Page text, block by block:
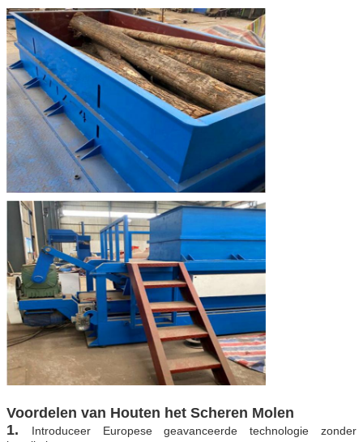
Voordelen van Houten het Scheren Molen
1.
Introduceer Europese geavanceerde technologie zonder